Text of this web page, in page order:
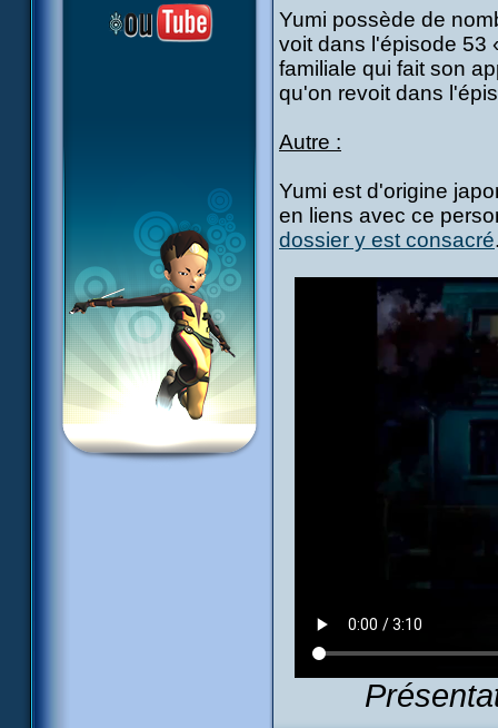
Yumi possède de
voit dans l'épisode 53
familiale qui fait son
qu'on revoit dans
Autre :
Yumi est d'origine
en liens avec ce
dossier y est consacré